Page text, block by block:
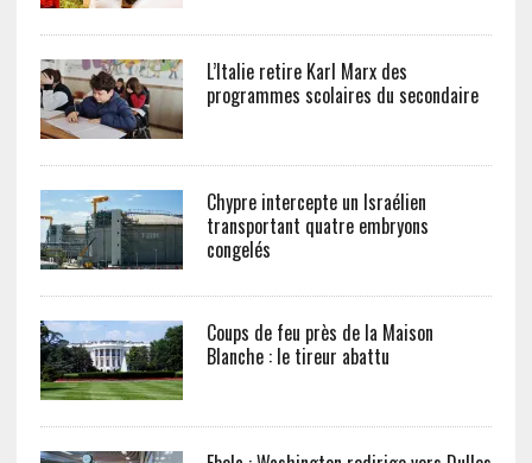
L’Italie retire Karl Marx des
programmes scolaires du secondaire
Chypre intercepte un Israélien
transportant quatre embryons
congelés
Coups de feu près de la Maison
Blanche : le tireur abattu